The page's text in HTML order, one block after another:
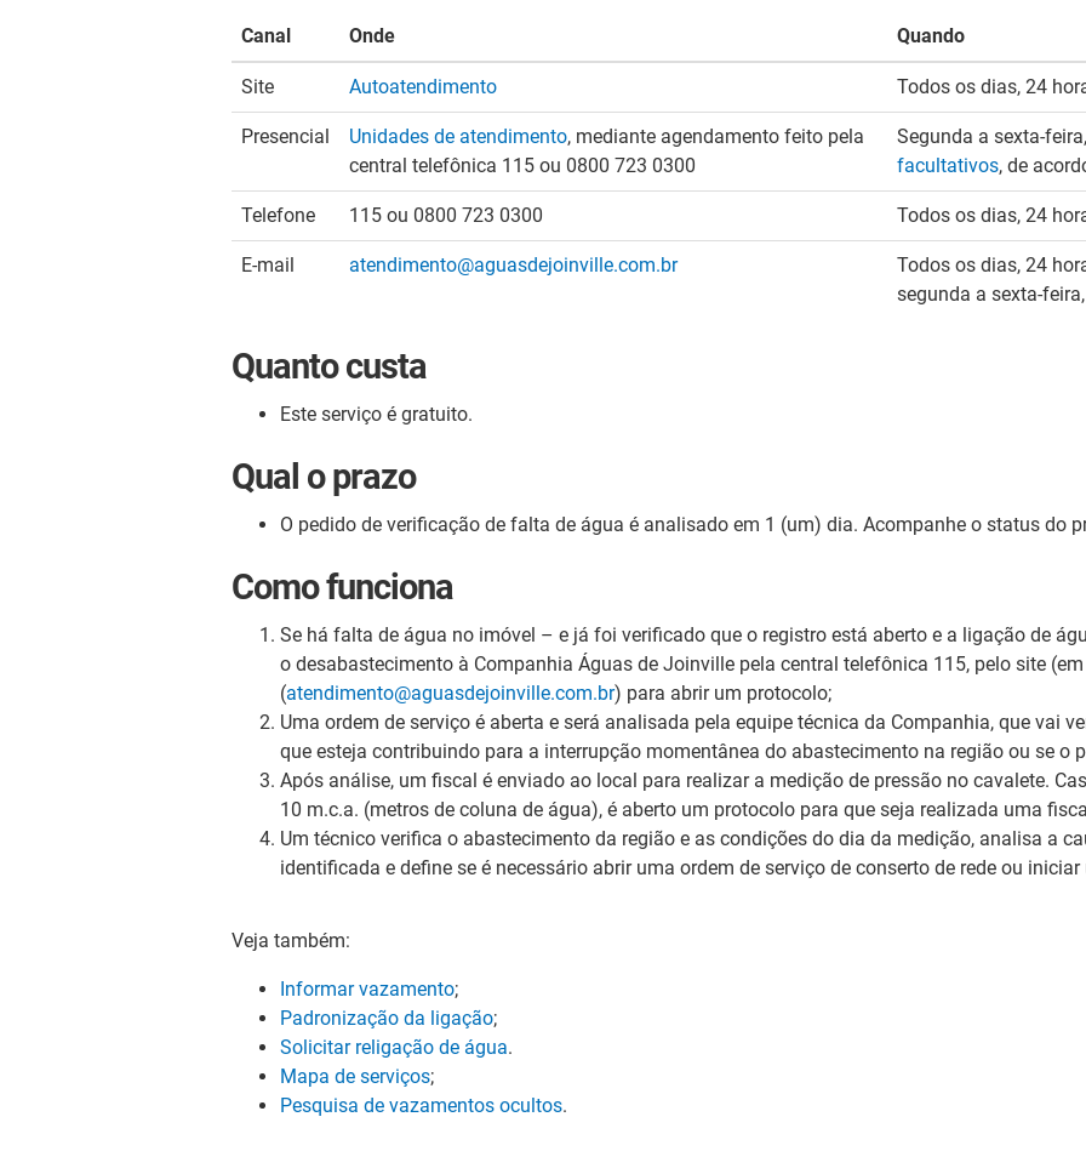
Canal Onde Quando
Site Autoatendimento Todos os dias, 24
Presencial Unidades de atendimento, mediante agendamento feito pela
central telefônica 115 ou 0800 723 0300
Segunda a sexta-
facultativos, de
Telefone 115 ou 0800 723 0300 Todos os dias, 24
E-mail atendimento@aguasdejoinville.com.br
Todos os dias, 24
segunda a sexta-
Quanto custa
Este serviço é gratuito.
Qual o prazo
O pedido de verificação de falta de água é analisado em 1 (um) dia. Acompanhe o status do
Como funciona
Se há falta de água no imóvel – e já foi verificado que o registro está aberto e a ligação de
o desabastecimento à Companhia Águas de Joinville pela central telefônica 115, pelo site (em
(atendimento@aguasdejoinville.com.br) para abrir um protocolo;
Uma ordem de serviço é aberta e será analisada pela equipe técnica da Companhia, que vai
que esteja contribuindo para a interrupção momentânea do abastecimento na região ou se o
Após análise, um fiscal é enviado ao local para realizar a medição de pressão no cavalete.
10 m.c.a. (metros de coluna de água), é aberto um protocolo para que seja realizada uma
Um técnico verifica o abastecimento da região e as condições do dia da medição, analisa a
identificada e define se é necessário abrir uma ordem de serviço de conserto de rede ou
Veja também:
Informar vazamento;
Padronização da ligação;
Solicitar religação de água.
Mapa de serviços;
Pesquisa de vazamentos ocultos.